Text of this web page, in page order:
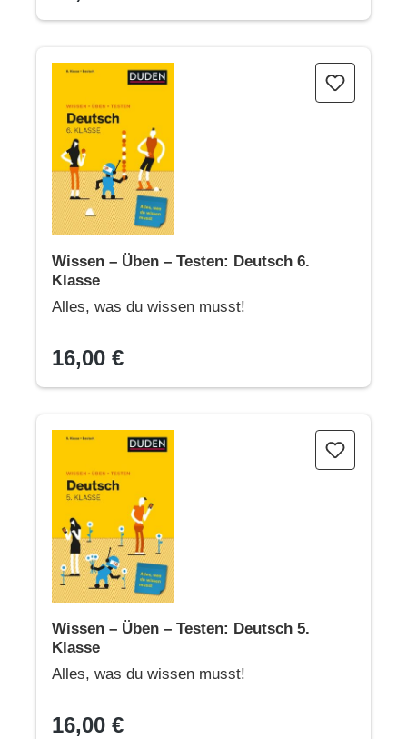
Wissen – Üben – Testen: Deutsch 6. Klasse
Wissen – Üben – Testen: Deutsch 6.
Klasse
Alles, was du wissen musst!
16,00 €
Wissen – Üben – Testen: Deutsch 5. Klasse
Wissen – Üben – Testen: Deutsch 5.
Klasse
Alles, was du wissen musst!
16,00 €